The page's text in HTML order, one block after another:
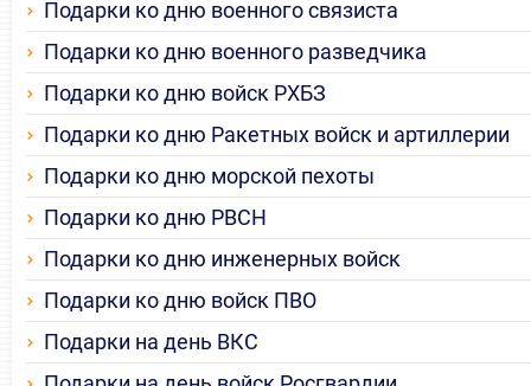
Подарки ко дню военного связиста
Подарки ко дню военного разведчика
Подарки ко дню войск РХБЗ
Подарки ко дню Ракетных войск и артиллерии
Подарки ко дню морской пехоты
Подарки ко дню РВСН
Подарки ко дню инженерных войск
Подарки ко дню войск ПВО
Подарки на день ВКС